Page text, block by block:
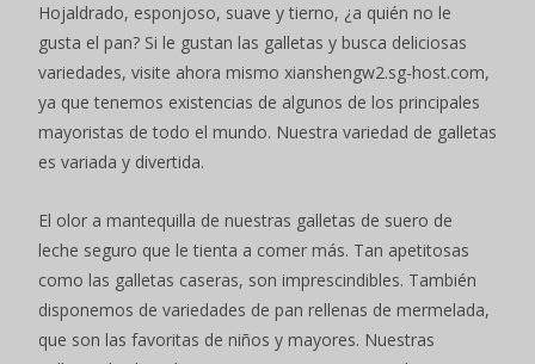
Hojaldrado, esponjoso, suave y tierno, ¿a quién no le
gusta el pan? Si le gustan las galletas y busca deliciosas
variedades, visite ahora mismo xianshengw2.sg-host.com,
ya que tenemos existencias de algunos de los principales
mayoristas de todo el mundo. Nuestra variedad de galletas
es variada y divertida.
El olor a mantequilla de nuestras galletas de suero de
leche seguro que le tienta a comer más. Tan apetitosas
como las galletas caseras, son imprescindibles. También
disponemos de variedades de pan rellenas de mermelada,
que son las favoritas de niños y mayores. Nuestras